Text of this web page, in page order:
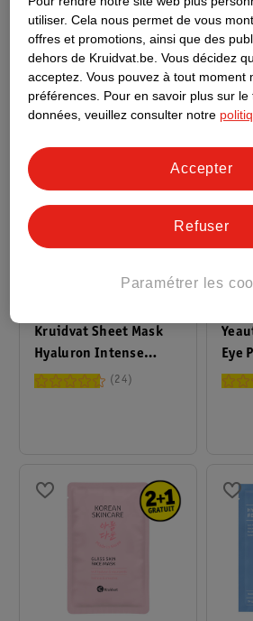
16
Kruidvat Sheet Mask
Hyaluron Intense
Hydration Serum
24
Eye
utiliser. Cela nous permet de vous
offres et promotions, ainsi que des
dehors de Kruidvat.be. Vous décidez
acceptez. Vous pouvez à tout moment
préférences. Pour en savoir plus sur
données, veuillez consulter notre
Paramétrer les
Refuser
Accepter